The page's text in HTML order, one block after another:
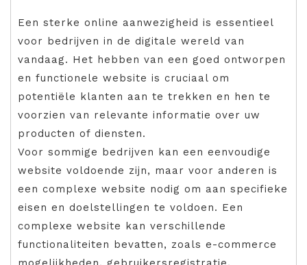
Een sterke online aanwezigheid is essentieel
voor bedrijven in de digitale wereld van
vandaag. Het hebben van een goed ontworpen
en functionele website is cruciaal om
potentiële klanten aan te trekken en hen te
voorzien van relevante informatie over uw
producten of diensten.
Voor sommige bedrijven kan een eenvoudige
website voldoende zijn, maar voor anderen is
een complexe website nodig om aan specifieke
eisen en doelstellingen te voldoen. Een
complexe website kan verschillende
functionaliteiten bevatten, zoals e-commerce